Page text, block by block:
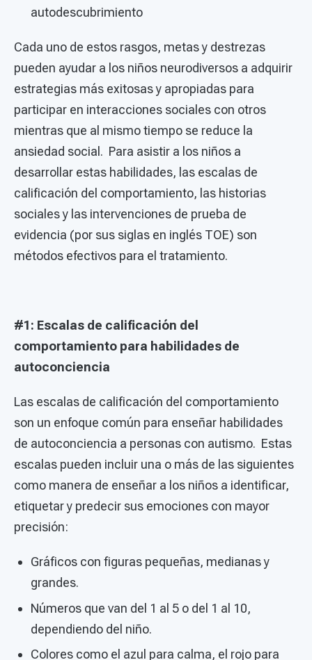
autodescubrimiento
Cada uno de estos rasgos, metas y destrezas
pueden ayudar a los niños neurodiversos a adquirir
estrategias más exitosas y apropiadas para
participar en interacciones sociales con otros
mientras que al mismo tiempo se reduce la
ansiedad social. Para asistir a los niños a
desarrollar estas habilidades, las escalas de
calificación del comportamiento, las historias
sociales y las intervenciones de prueba de
evidencia (por sus siglas en inglés TOE) son
métodos efectivos para el tratamiento.
#1: Escalas de calificación del
comportamiento para habilidades de
autoconciencia
Las escalas de calificación del comportamiento
son un enfoque común para enseñar habilidades
de autoconciencia a personas con autismo. Estas
escalas pueden incluir una o más de las siguientes
como manera de enseñar a los niños a identificar,
etiquetar y predecir sus emociones con mayor
precisión:
Gráficos con figuras pequeñas, medianas y
grandes.
Números que van del 1 al 5 o del 1 al 10,
dependiendo del niño.
Colores como el azul para calma, el rojo para